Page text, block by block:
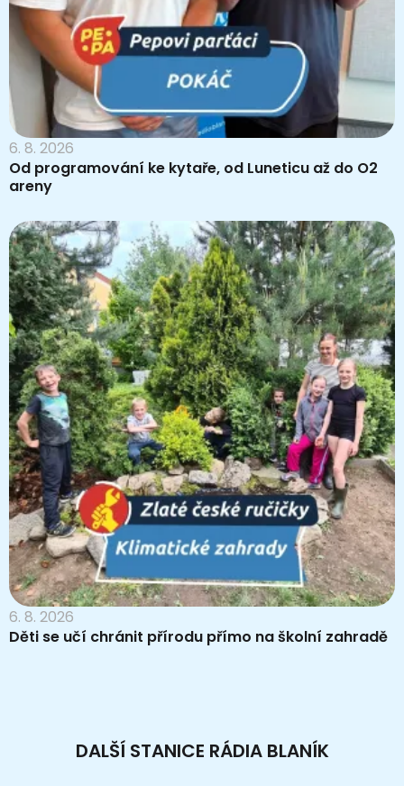
6. 8. 2026
Od programování ke kytaře, od Luneticu až do O2
areny
6. 8. 2026
Děti se učí chránit přírodu přímo na školní zahradě
DALŠÍ STANICE RÁDIA BLANÍK